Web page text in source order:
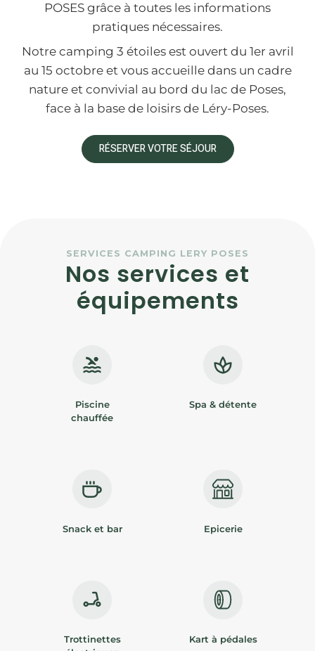
POSES grâce à toutes les informations
pratiques nécessaires.
Notre camping 3 étoiles est ouvert du 1er avril
au 15 octobre et vous accueille dans un cadre
nature et convivial au bord du lac de Poses,
face à la base de loisirs de Léry-Poses.
RÉSERVER VOTRE SÉJOUR
SERVICES CAMPING LERY POSES
Nos services et
équipements
Piscine
chauffée
Spa & détente
Snack et bar Epicerie
Trottinettes
Kart à pédales